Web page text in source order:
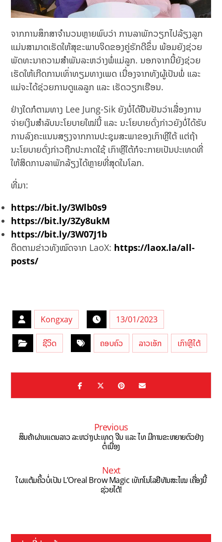
ຈາກການສຶກສາຈຳນວນຫຼາຍພົບວ່າ ການລາພັກວຽກໄປລ້ຽງລູກ
ແມ່ນສາມາດເຮັດໃຫ້ສຸຂະພາບຈິດຂອງຄູ່ຮັກດີຂຶ່ນ ພ້ອມຍັງຊ່ວຍ
ພັດທະນາຄວາມສຳພັນລະຫວ່າງພໍ່ແມ່ລູກ. ນອກຈາກນີ້ຍັງຊ່ວຍ
ເຮັດໃຫ້ເກີດການເທົ່າທຽມທາງເພດ ເນື່ອງຈາກທັງຜູ້ເປັນພໍ່ ແລະ
ແມ່ຈະໄດ້ຊ່ວຍການດູແລລູກ ແລະ ເຮັດວຽກເຮືອນ.
ຢ່າງໃດກໍຕາມທາງ Lee Jung-Sik ຍັງບໍ່ໄດ້ຢືນຢັນວ່າເລື່ອງການ
ຈ່າຍເງິນສຳລັບນະໂຍບາຍໃໝ່ນີ້ ແລະ ນະໂຍບາຍດັ່ງກ່າວຍັງບໍ່ໄດ້ຮັບ
ການລົງຄະແນນສຽງຈາກການປະຊຸມສະພາຂອງເກົາຫຼີໃຕ້ ແຕ່ຖ້າ
ນະໂຍບາຍດັ່ງກ່າວຖືກປະກາດໃຊ້ ເກົາຫຼີໃຕ້ກໍຈະກາຍເປັນປະເທດທີ່
ໃຫ້ສິດການລາພັກລ້ຽງໄດ້ຫຼາຍທີ່ສຸດໃນໂລກ.
ທີ່ມາ:
https://bit.ly/3Wlb0s9
https://bit.ly/3Zy8ukM
https://bit.ly/3W07J1b
ຕິດຕາມຂ່າວທັງໝົດຈາກ LaoX: https://laox.la/all-
posts/
Kongxay 13/01/2023
ຊີວິດ ຄອບຄົວ ລາວເອັກ ເກົາຫຼີໃຕ້
Previous
ສິນຄ້າຜ່ານແດນລາວ ລະຫວ່າງປະເທດ ຈີນ ແລະ ໄທ ມີການຂະຫຍາຍຕົວຢ່າງ
ຕໍ່ເນື່ອງ
Next
ໃຜແຕ້ມຄິ້ວບໍ່ເປັນ L’Oreal Brow Magic ເທັກໂນໂລຢີທັນສະໄໝ ເຄື່ອງນີ້
ຊ່ວຍໄດ້!